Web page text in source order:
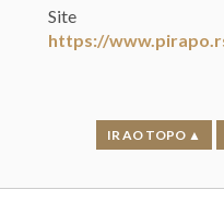
Site
https://
IR AO TOPO ▲